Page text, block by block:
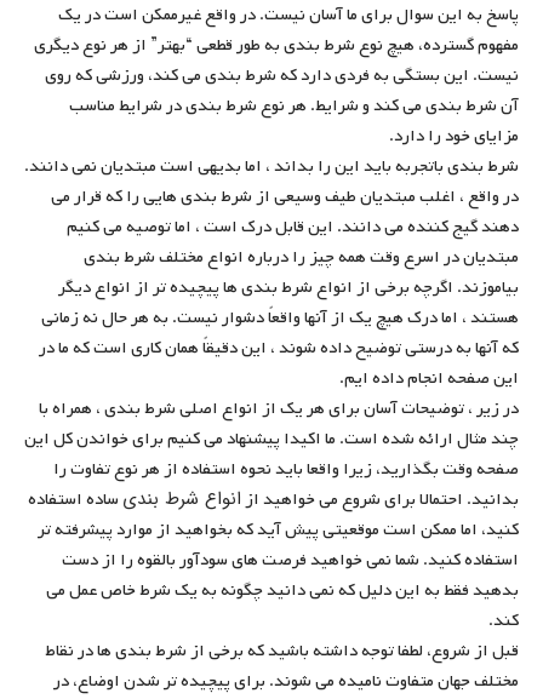
پاسخ به این سوال برای ما آسان نیست. در واقع غیرممکن است در یک
مفهوم گسترده، هیچ نوع شرط بندی به طور قطعی “بهتر” از هر نوع دیگری
نیست. این بستگی به فردی دارد که شرط بندی می کند، ورزشی که روی
آن شرط بندی می کند و شرایط. هر نوع شرط بندی در شرایط مناسب
مزایای خود را دارد.
شرط بندی باتجربه باید این را بداند ، اما بدیهی است مبتدیان نمی دانند.
در واقع ، اغلب مبتدیان طیف وسیعی از شرط بندی هایی را که قرار می
دهند گیج کننده می دانند. این قابل درک است ، اما توصیه می کنیم
مبتدیان در اسرع وقت همه چیز را درباره انواع مختلف شرط بندی
بیاموزند. اگرچه برخی از انواع شرط بندی ها پیچیده تر از انواع دیگر
هستند ، اما درک هیچ یک از آنها واقعاً دشوار نیست. به هر حال نه زمانی
که آنها به درستی توضیح داده شوند ، این دقیقاً همان کاری است که ما در
این صفحه انجام داده ایم.
در زیر ، توضیحات آسان برای هر یک از انواع اصلی شرط بندی ، همراه با
چند مثال ارائه شده است. ما اکیدا پیشنهاد می کنیم برای خواندن کل این
صفحه وقت بگذارید، زیرا واقعا باید نحوه استفاده از هر نوع تفاوت را
بدانید. احتمالا برای شروع می خواهید ازانواع شرط بندی ساده استفاده
کنید، اما ممکن است موقعیتی پیش آید که بخواهید از موارد پیشرفته تر
استفاده کنید. شما نمی خواهید فرصت های سودآور بالقوه را از دست
بدهید فقط به این دلیل که نمی دانید چگونه به یک شرط خاص عمل می
کند.
قبل از شروع، لطفا توجه داشته باشید که برخی از شرط بندی ها در نقاط
مختلف جهان متفاوت نامیده می شوند. برای پیچیده تر شدن اوضاع، در